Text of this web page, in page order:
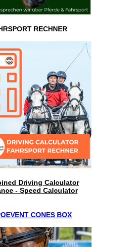
RECHNER
Driving Calculator
- Speed Calculator
CONES BOX